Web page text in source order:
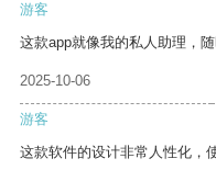
游客
这款app就像我的私人助理，
2025-10-06
游客
这款软件的设计非常人性化，